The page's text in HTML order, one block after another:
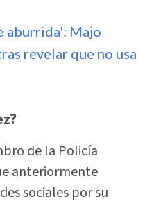
aburrida': Majo
revelar que no usa
de la Policía
anteriormente
sociales por su